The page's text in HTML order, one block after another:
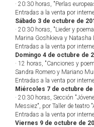
· 20:30 horas, "Perlas
Entradas a la venta por
Sábado 3 de octubre de
· 20:30 horas, "Lieder y
Marina Goshkieva y Natasha
Entradas a la venta por
Domingo 4 de octubre de
· 12 horas, "Canciones y
Sandra Romero y Mariano
Entradas a la venta por
Miércoles 7 de octubre de
· 20:30 horas, Sección
Messiez", por Taller de teatro
Entradas a la venta por
Viernes 9 de octubre de